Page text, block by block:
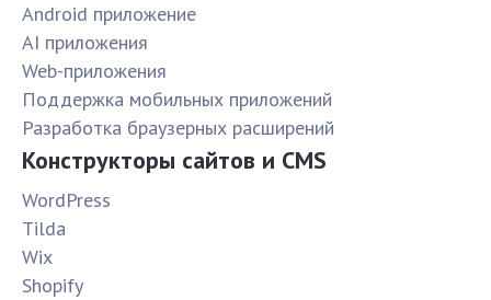
Android приложение
AI приложения
Web-приложения
Поддержка мобильных приложений
Разработка браузерных расширений
Конструкторы сайтов и CMS
WordPress
Tilda
Wix
Shopify